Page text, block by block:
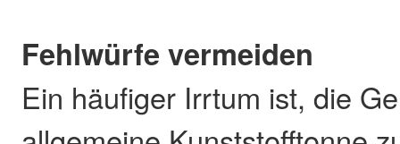
Fehlwürfe vermeiden
Ein häufiger Irrtum ist, die